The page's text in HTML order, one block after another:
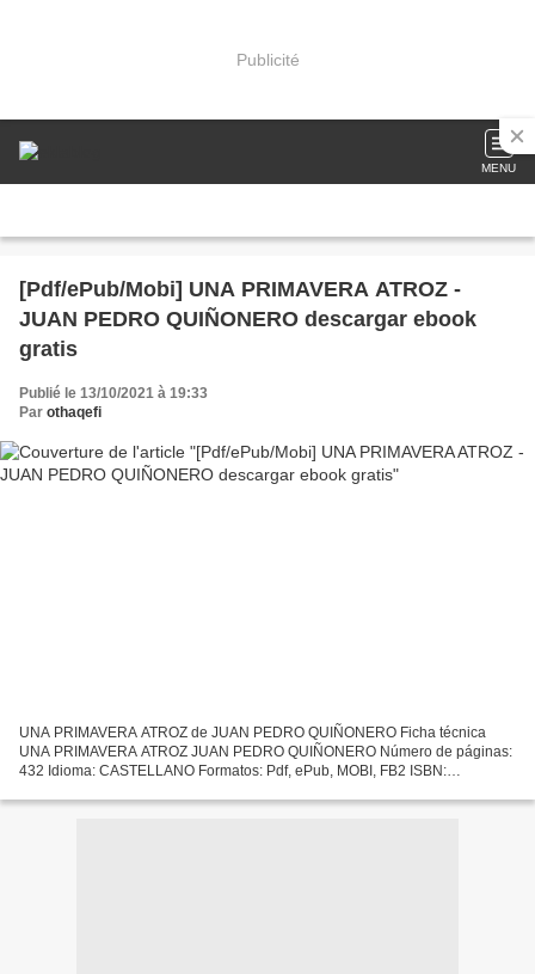
Publicité
MENU
[Pdf/ePub/Mobi] UNA PRIMAVERA ATROZ -
JUAN PEDRO QUIÑONERO descargar ebook
gratis
Publié le 13/10/2021 à 19:33
Par othaqefi
UNA PRIMAVERA ATROZ de JUAN PEDRO QUIÑONERO Ficha técnica
UNA PRIMAVERA ATROZ JUAN PEDRO QUIÑONERO Número de páginas:
432 Idioma: CASTELLANO Formatos: Pdf, ePub, MOBI, FB2 ISBN:
Descargar...